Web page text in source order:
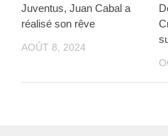
Juventus, Juan Cabal a
réalisé son rêve
AOÛT 8, 2024